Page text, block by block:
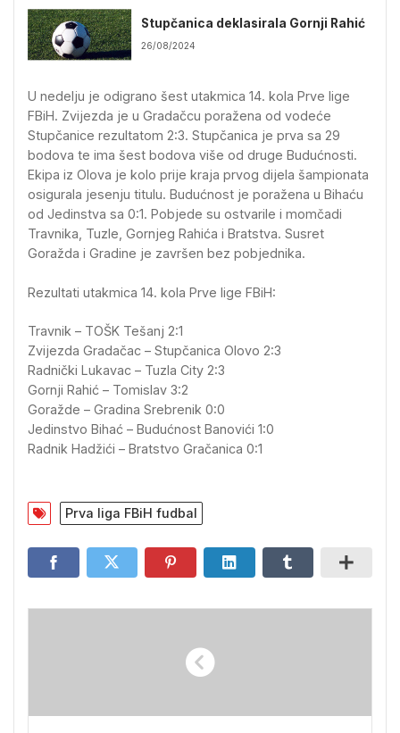
Stupčanica deklasirala Gornji Rahić
26/08/2024
U nedelju je odigrano šest utakmica 14. kola Prve lige
FBiH. Zvijezda je u Gradačcu poražena od vodeće
Stupčanice rezultatom 2:3. Stupčanica je prva sa 29
bodova te ima šest bodova više od druge Budućnosti.
Ekipa iz Olova je kolo prije kraja prvog dijela šampionata
osigurala jesenju titulu. Budućnost je poražena u Bihaću
od Jedinstva sa 0:1. Pobjede su ostvarile i momčadi
Travnika, Tuzle, Gornjeg Rahića i Bratstva. Susret
Goražda i Gradine je završen bez pobjednika.
Rezultati utakmica 14. kola Prve lige FBiH:
Travnik – TOŠK Tešanj 2:1
Zvijezda Gradačac – Stupčanica Olovo 2:3
Radnički Lukavac – Tuzla City 2:3
Gornji Rahić – Tomislav 3:2
Goražde – Gradina Srebrenik 0:0
Jedinstvo Bihać – Budućnost Banovići 1:0
Radnik Hadžići – Bratstvo Gračanica 0:1
Prva liga FBiH fudbal